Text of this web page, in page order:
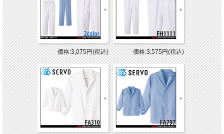
価格:3,075円(税込) 価格:3,575円(税込)